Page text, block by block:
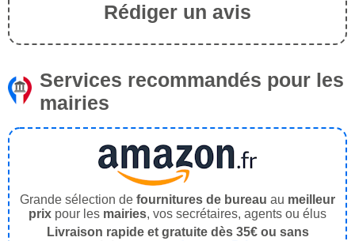
Rédiger un avis
Services recommandés pour les
mairies
Grande sélection de fournitures de bureau au meilleur
prix pour les mairies, vos secrétaires, agents ou élus
Livraison rapide et gratuite dès 35€ ou sans